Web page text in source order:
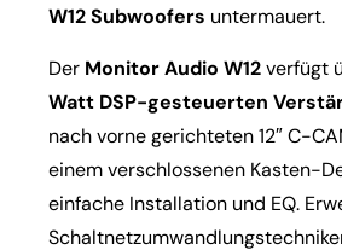
W12Subwoofers untermauert.
Der Monitor Audio W12verfügt
Watt DSP-gesteuerten
nach vorne gerichteten 12″ C-
einem verschlossenen Kasten-
einfache Installation und EQ.